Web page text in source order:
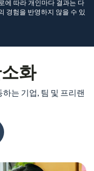
에 따라 개인마다 결과는 다
경험을 반영하지 않을 수 있
화
는 기업, 팀 및 프리랜